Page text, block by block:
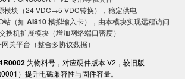
模块（24 VDC→5 VDC转换），稳定供电
站（如 AI810模拟输入卡），由本模块实现远程访问
换机扩展模块（增加网络端口密度）
网关平台（整合多协议数据）
为物料号，对应硬件版本 V2，较旧版
）提升电磁兼容性与固件容量。